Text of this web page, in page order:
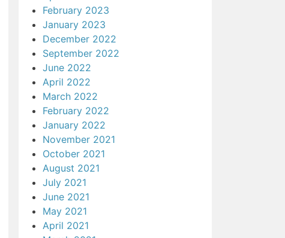
February 2023
January 2023
December 2022
September 2022
June 2022
April 2022
March 2022
February 2022
January 2022
November 2021
October 2021
August 2021
July 2021
June 2021
May 2021
April 2021